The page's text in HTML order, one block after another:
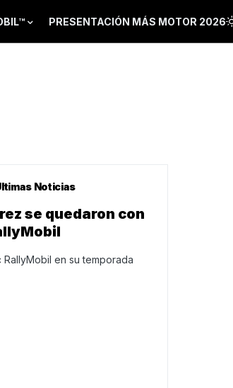
PRESENTACIÓN MÁS MOTOR 2026
Noticias
se quedaron con
en su temporada